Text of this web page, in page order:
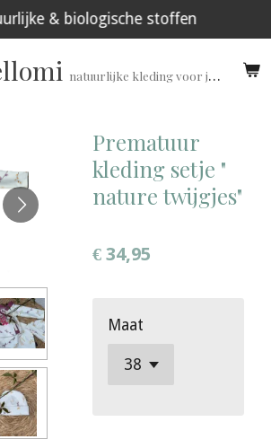
natuurlijke kleding voor jouw prematuur!
& biologische stoffen
Prematuur
kleding setje "
nature twijgjes"
€ 34,95
Maat